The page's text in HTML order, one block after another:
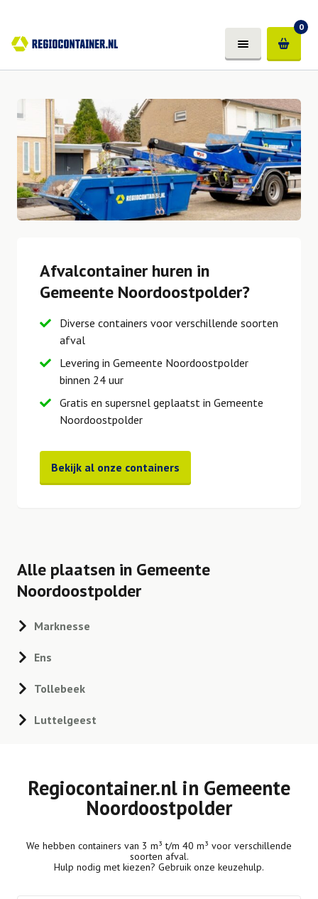
0
Afvalcontainer huren in
Gemeente Noordoostpolder?
Diverse containers voor verschillende soorten
afval
Levering in Gemeente Noordoostpolder
binnen 24 uur
Gratis en supersnel geplaatst in Gemeente
Noordoostpolder
Bekijk al onze containers
Alle plaatsen in Gemeente
Noordoostpolder
Marknesse
Ens
Tollebeek
Luttelgeest
Regiocontainer.nl in Gemeente
Noordoostpolder
We hebben containers van 3 m³ t/m 40 m³ voor verschillende
soorten afval.
Hulp nodig met kiezen? Gebruik onze keuzehulp.